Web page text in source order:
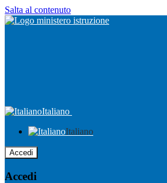
Salta al contenuto
Italiano
Italiano
Accedi
Accedi